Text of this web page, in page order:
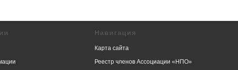
Навигация
Карта сайта
Реестр членов Ассоциации «НПО»